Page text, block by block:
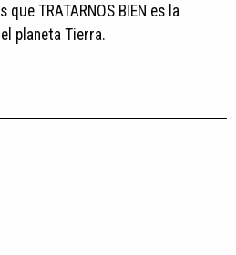
TRATARNOS BIEN es la
planeta Tierra.